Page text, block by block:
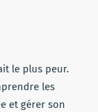
le plus peur.
les
et gérer son